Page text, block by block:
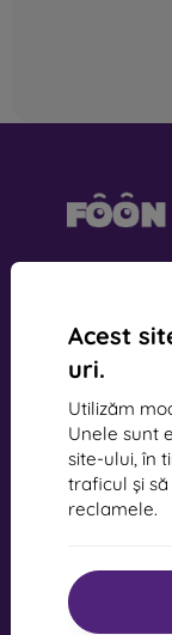
Acest
uri.
Utilizăm
Unele sunt
site-ului, în
traficul și
reclamele.
Număr de TVA:
Contact
Scrie-ne
8:00 - 15:00
Sâmbătă și